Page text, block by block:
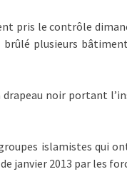
pris le contrôle
plusieurs
noir portant
islamistes qui
janvier 2013 par les